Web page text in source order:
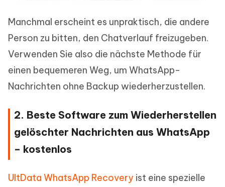
Manchmal erscheint es unpraktisch, die andere
Person zu bitten, den Chatverlauf freizugeben.
Verwenden Sie also die nächste Methode für
einen bequemeren Weg, um WhatsApp-
Nachrichten ohne Backup wiederherzustellen.
2. Beste Software zum Wiederherstellen
gelöschter Nachrichten aus WhatsApp
– kostenlos
UltData WhatsApp Recovery ist eine spezielle